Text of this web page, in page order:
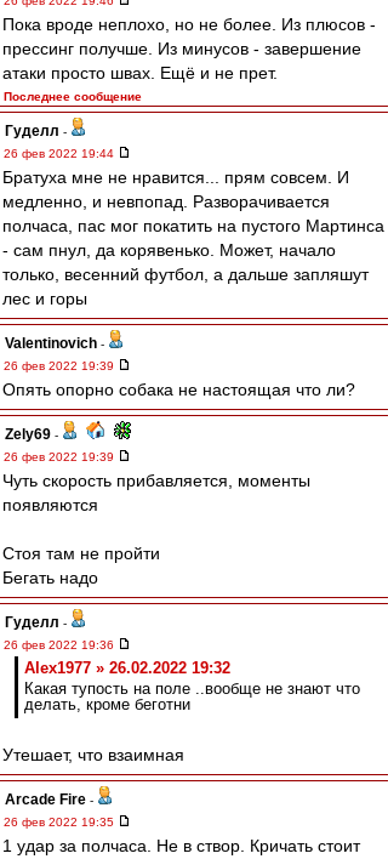
Пока вроде неплохо, но не более. Из плюсов -
прессинг получше. Из минусов - завершение
атаки просто швах. Ещё и не прет.
Последнее сообщение
Гуделл -
26 фев 2022 19:44
Братуха мне не нравится... прям совсем. И
медленно, и невпопад. Разворачивается
полчаса, пас мог покатить на пустого Мартинса
- сам пнул, да корявенько. Может, начало
только, весенний футбол, а дальше запляшут
лес и горы
Valentinovich -
26 фев 2022 19:39
Опять опорно собака не настоящая что ли?
Zely69 -
26 фев 2022 19:39
Чуть скорость прибавляется, моменты
появляются
Стоя там не пройти
Бегать надо
Гуделл -
26 фев 2022 19:36
Alex1977 » 26.02.2022 19:32
Какая тупость на поле ..вообще не знают что
делать, кроме беготни
Утешает, что взаимная
Arcade Fire -
26 фев 2022 19:35
1 удар за полчаса. Не в створ. Кричать стоит